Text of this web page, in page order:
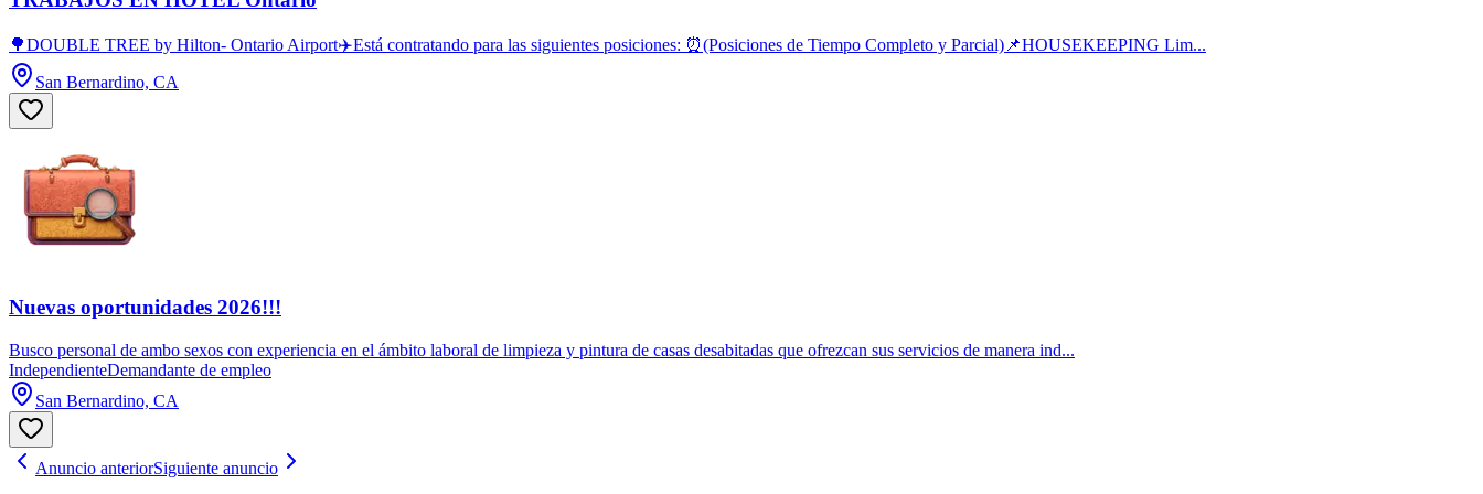
🌳DOUBLE TREE by Hilton- Ontario Airport✈️Está contratando para las siguientes posiciones: ⏰(Posiciones de Tiempo Completo y Parcial)📌HOUSEKEEPING Lim...
San Bernardino, CA
Nuevas oportunidades 2026!!!
Busco personal de ambo sexos con experiencia en el ámbito laboral de limpieza y pintura de casas desabitadas que ofrezcan sus servicios de manera ind...
IndependienteDemandante de empleo
San Bernardino, CA
Anuncio anteriorSiguiente anuncio